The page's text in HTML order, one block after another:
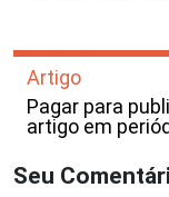
Artigo
Pagar para
artigo em
Seu